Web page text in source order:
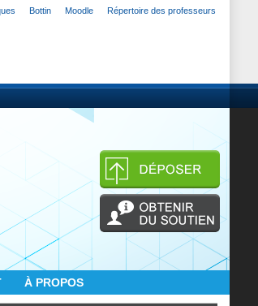
Bottin Moodle Répertoire des professeurs
À PROPOS